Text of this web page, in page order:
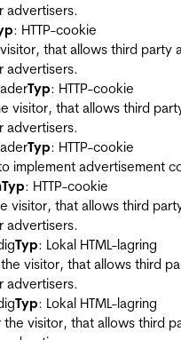
advertisers.
: HTTP-cookie
that allows third
advertisers.
Typ: HTTP-cookie
visitor, that allows third
advertisers.
Typ: HTTP-cookie
implement advertisement
Typ: HTTP-cookie
visitor, that allows third
advertisers.
Typ: Lokal HTML-lagring
visitor, that allows third
advertisers.
Typ: Lokal HTML-lagring
the visitor, that allows third